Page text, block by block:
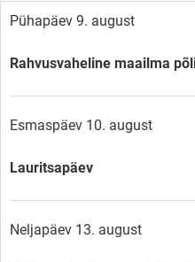
Pühapäev 9. august
Rahvusvaheline maailma
Esmaspäev 10. august
Lauritsapäev
Neljapäev 13. august